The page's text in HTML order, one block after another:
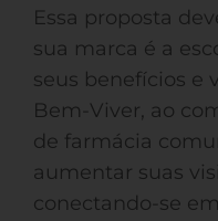
Essa proposta
sua marca é a
seus benefícios e
Bem-Viver, ao
de farmácia
aumentar suas
conectando-se